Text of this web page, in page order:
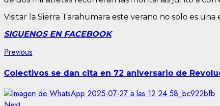
Visitar la Sierra Tarahumara este verano no solo es
SIGUENOS EN FACEBOOK
Post
navigation
Previous
Colectivos se dan cita en 72 aniversario de